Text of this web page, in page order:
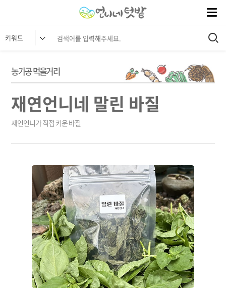
농가공 먹을거리
재연언니네 말린 바질
재언언니가 직접 키운 바질